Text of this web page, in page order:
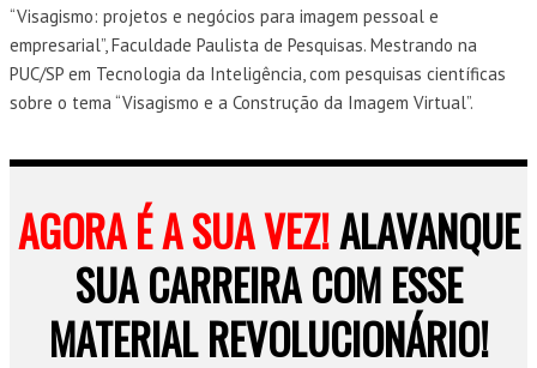
“Visagismo: projetos e negócios para imagem pessoal e
empresarial”, Faculdade Paulista de Pesquisas. Mestrando na
PUC/SP em Tecnologia da Inteligência, com pesquisas científicas
sobre o tema “Visagismo e a Construção da Imagem Virtual”.
AGORA É A SUA VEZ!ALAVANQUE
SUA CARREIRA COM ESSE
MATERIAL REVOLUCIONÁRIO!